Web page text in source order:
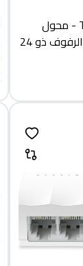
TP-Link TL-SG1024D - محول
جيجابت سطح المكتب/الرفوف ذو 24